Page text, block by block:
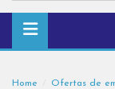
Home Ofertas de